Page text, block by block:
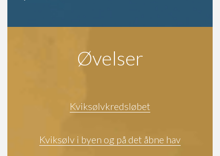
Øvelser
Kviksølvkredsløbet
Kviksølv i byen og på det åbne hav